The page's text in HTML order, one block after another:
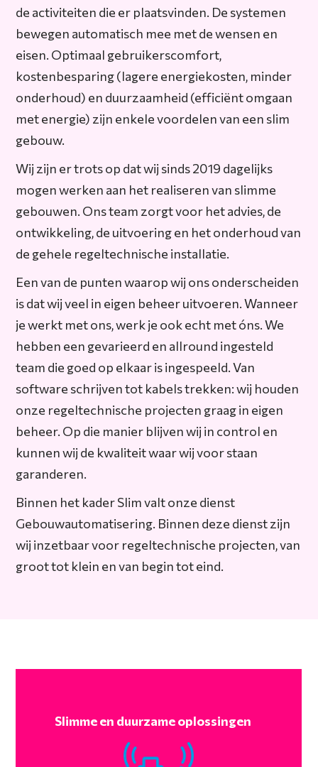
de activiteiten die er plaatsvinden. De systemen
bewegen automatisch mee met de wensen en
eisen. Optimaal gebruikerscomfort,
kostenbesparing (lagere energiekosten, minder
onderhoud) en duurzaamheid (efficiënt omgaan
met energie) zijn enkele voordelen van een slim
gebouw.
Wij zijn er trots op dat wij sinds 2019 dagelijks
mogen werken aan het realiseren van slimme
gebouwen. Ons team zorgt voor het advies, de
ontwikkeling, de uitvoering en het onderhoud van
de gehele regeltechnische installatie.
Een van de punten waarop wij ons onderscheiden
is dat wij veel in eigen beheer uitvoeren. Wanneer
je werkt met ons, werk je ook echt met óns. We
hebben een gevarieerd en allround ingesteld
team die goed op elkaar is ingespeeld. Van
software schrijven tot kabels trekken: wij houden
onze regeltechnische projecten graag in eigen
beheer. Op die manier blijven wij in control en
kunnen wij de kwaliteit waar wij voor staan
garanderen.
Binnen het kader Slim valt onze dienst
Gebouwautomatisering. Binnen deze dienst zijn
wij inzetbaar voor regeltechnische projecten, van
groot tot klein en van begin tot eind.
Slimme en duurzame oplossingen